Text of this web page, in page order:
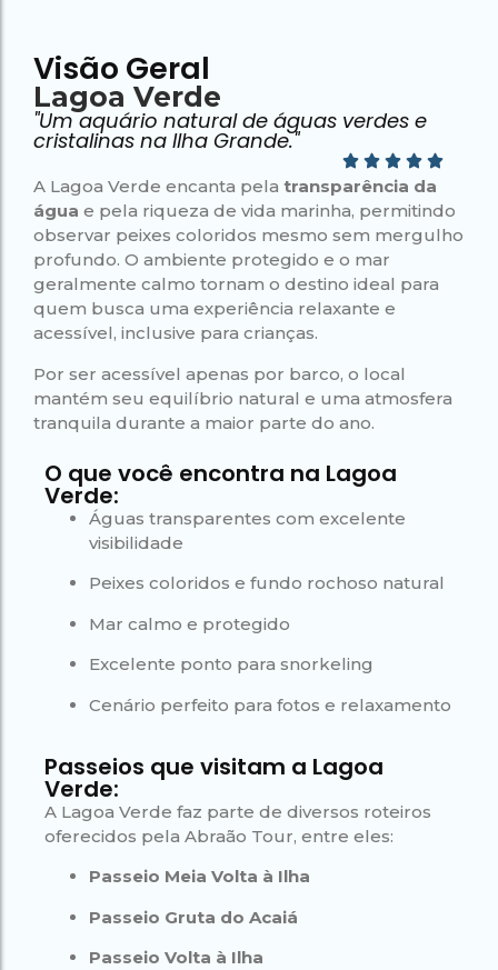
Visão Geral
Lagoa Verde
"Um aquário natural de águas verdes e
cristalinas na Ilha Grande."
A Lagoa Verde encanta pela transparência da
água e pela riqueza de vida marinha, permitindo
observar peixes coloridos mesmo sem mergulho
profundo. O ambiente protegido e o mar
geralmente calmo tornam o destino ideal para
quem busca uma experiência relaxante e
acessível, inclusive para crianças.
Por ser acessível apenas por barco, o local
mantém seu equilíbrio natural e uma atmosfera
tranquila durante a maior parte do ano.
O que você encontra na Lagoa
Verde:
Águas transparentes com excelente
visibilidade
Peixes coloridos e fundo rochoso natural
Mar calmo e protegido
Excelente ponto para snorkeling
Cenário perfeito para fotos e relaxamento
Passeios que visitam a Lagoa
Verde:
A Lagoa Verde faz parte de diversos roteiros
oferecidos pela Abraão Tour, entre eles:
Passeio Meia Volta à Ilha
Passeio Gruta do Acaiá
Passeio Volta à Ilha